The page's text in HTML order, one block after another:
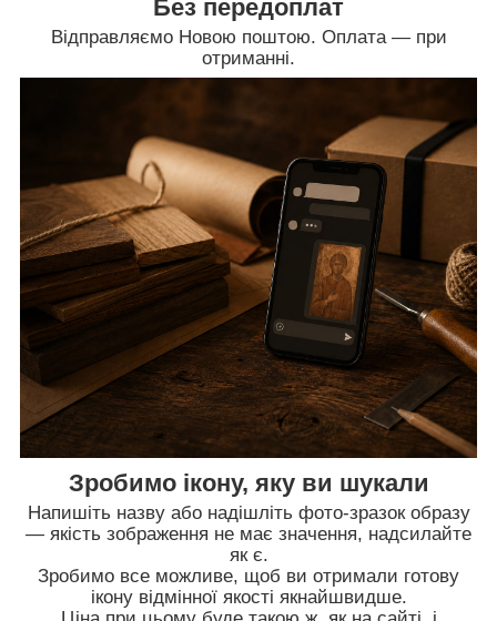
Без передоплат
Відправляємо Новою поштою. Оплата — при
отриманні.
Зробимо ікону, яку ви шукали
Напишіть назву або надішліть фото-зразок образу
— якість зображення не має значення, надсилайте
як є.
Зробимо все можливе, щоб ви отримали готову
ікону відмінної якості якнайшвидше.